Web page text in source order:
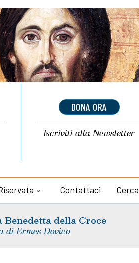
DONA ORA
Iscriviti allaNewsletter
Contattaci Cerca
Benedetta della Croce
di Ermes Dovico